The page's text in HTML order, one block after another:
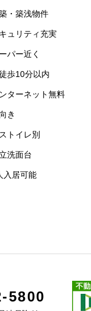
・築浅物件
ュリティ充実
パー近く
歩10分以内
ターネット無料
き
トイレ別
洗面台
入居可能
5800